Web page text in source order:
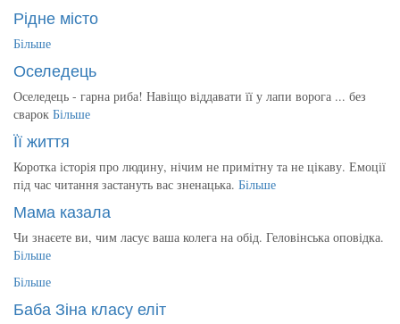
Рідне місто
Більше
Оселедець
Оселедець - гарна риба! Навіщо віддавати її у лапи ворога ... без
сварок Більше
Її життя
Коротка історія про людину, нічим не примітну та не цікаву. Емоції
під час читання застануть вас зненацька. Більше
Мама казала
Чи знаєете ви, чим ласує ваша колега на обід. Геловінська оповідка.
Більше
Більше
Баба Зіна класу еліт